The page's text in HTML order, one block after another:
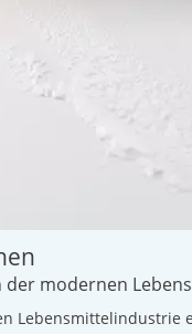
der modernen
Lebensmittelindustrie